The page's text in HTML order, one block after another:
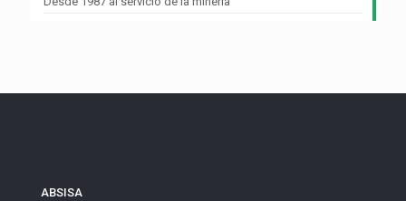
ABSISA